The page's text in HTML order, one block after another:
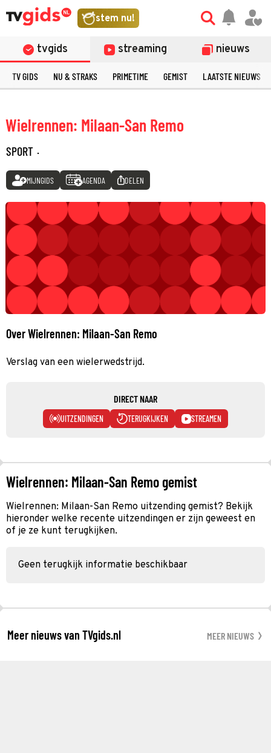
stem nu!
tvgids streaming nieuws
TV GIDS NU & STRAKS PRIMETIME GEMIST LAATSTE NIEUWS
Wielrennen: Milaan-San Remo
SPORT ·
MIJNGIDS AGENDA DELEN
Over Wielrennen: Milaan-San Remo
Verslag van een wielerwedstrijd.
DIRECT NAAR
UITZENDINGEN TERUGKIJKEN STREAMEN
Wielrennen: Milaan-San Remo gemist
Wielrennen: Milaan-San Remo uitzending gemist? Bekijk
hieronder welke recente uitzendingen er zijn geweest en
of je ze kunt terugkijken.
Geen terugkijk informatie beschikbaar
Meer nieuws van TVgids.nl MEER NIEUWS